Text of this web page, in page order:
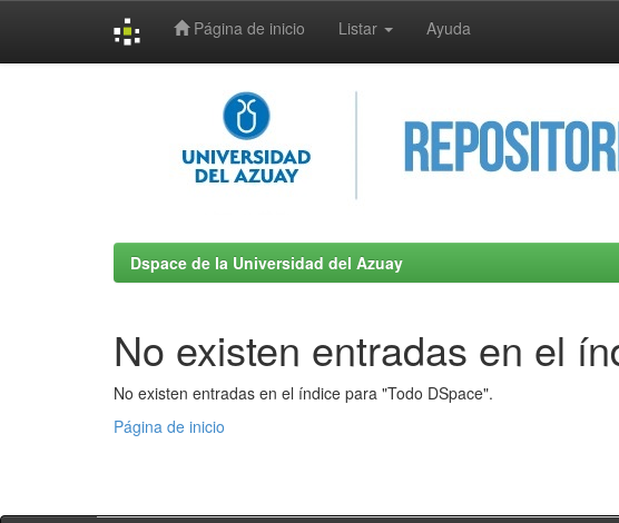
Página de inicio Listar Ayuda
Dspace de la Universidad del Azuay
No existen entradas en el
No existen entradas en el índice para "Todo DSpace".
Página de inicio